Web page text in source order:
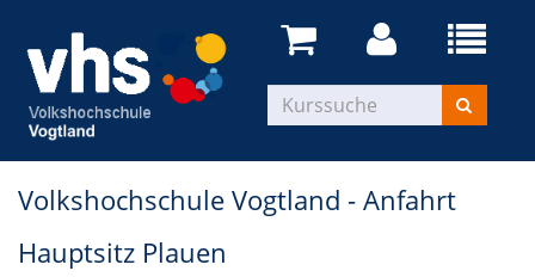
Volkshochschule Vogtland - Anfahrt
Hauptsitz Plauen